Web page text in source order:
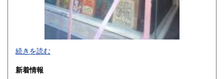
続きを読む
新着情報